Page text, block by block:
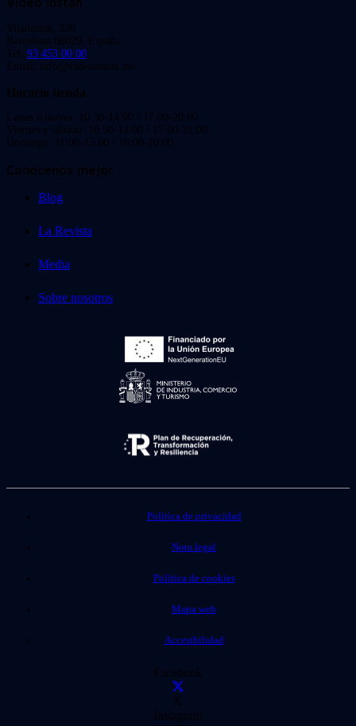
Viladomat, 239
Barcelona 08029. España.
Tel: 93 453 00 00
Email: info@videoinstan.net
Horario tienda
Lunes a jueves: 10:30-14:00 / 17:00-20:00
Viernes y sábado: 10:30-14:00 / 17:00-21:00
Domingo: 11:00-15:00 / 16:00-20:00
Conócenos mejor
Blog
La Revista
Media
Sobre nosotros
Política de privacidad
Nota legal
Política de cookies
Mapa web
Accesibilidad
Facebook
X
Instagram